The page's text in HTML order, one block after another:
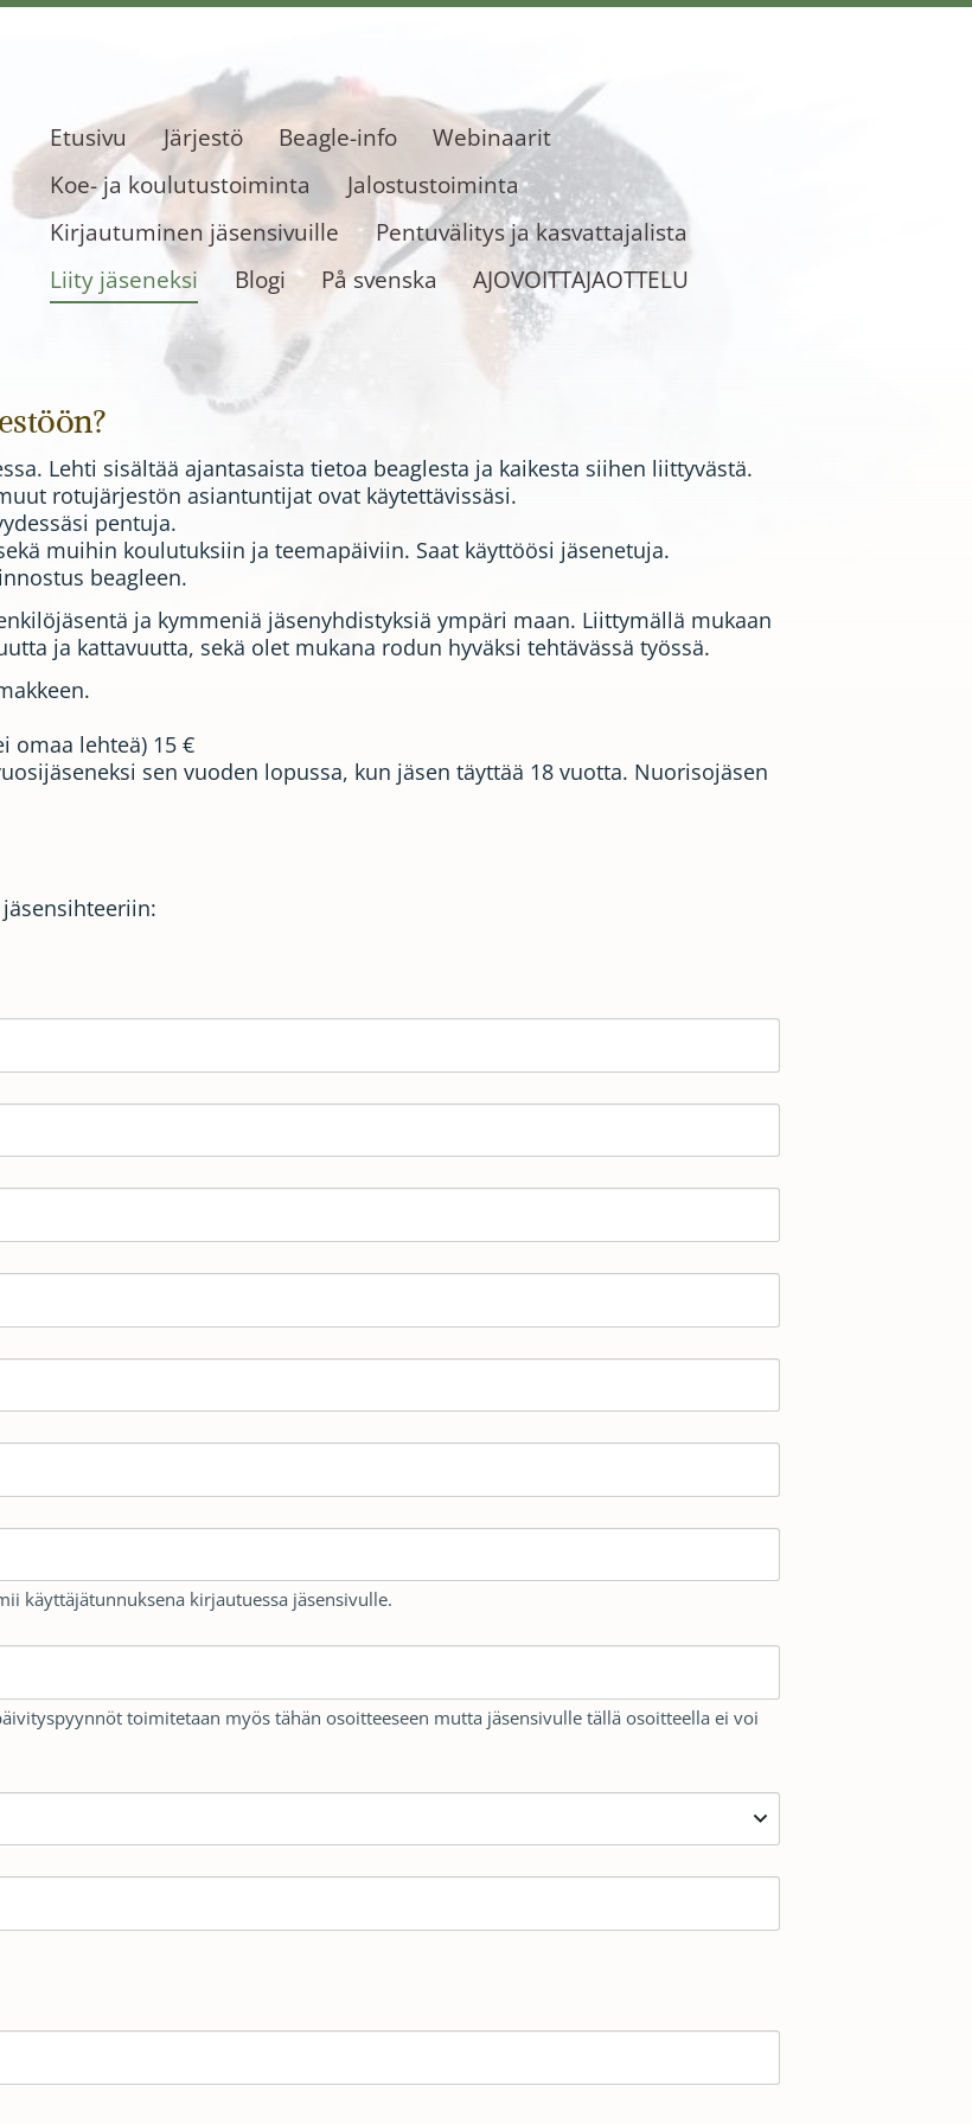
Etusivu Järjestö Beagle-info
Webinaarit
Koe- ja koulutustoiminta
Jalostustoiminta
Kirjautuminen jäsensivuille
Pentuvälitys ja kasvattajalista
Liity jäseneksi
Blogi På svenska AJOVOITTAJAOTTELU
Lehti sisältää ajantasaista tietoa beaglesta ja kaikesta siihen liittyvästä.
rotujärjestön asiantuntijat ovat käytettävissäsi.
pentuja.
muihin koulutuksiin ja teemapäiviin. Saat käyttöösi jäsenetuja.
beagleen.
ja kymmeniä jäsenyhdistyksiä ympäri maan. Liittymällä mukaan
ja kattavuutta, sekä olet mukana rodun hyväksi tehtävässä työssä.
omaa lehteä) 15 €
sen vuoden lopussa, kun jäsen täyttää 18 vuotta. Nuorisojäsen
käyttäjätunnuksena kirjautuessa jäsensivulle.
toimitetaan myös tähän osoitteeseen mutta jäsensivulle tällä osoitteella ei voi